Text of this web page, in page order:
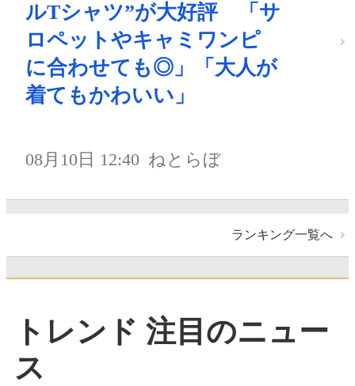
ルTシャツ”が大好評 「サ
ロペットやキャミワンピ
に合わせても◎」「大人が
着てもかわいい」
08月10日 12:40 ねとらぼ
ランキング一覧へ
トレンド 注目のニュー
ス